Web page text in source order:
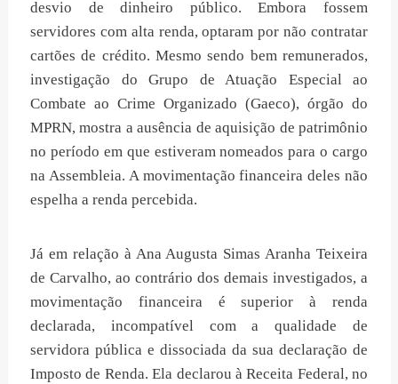
desvio de dinheiro público. Embora fossem
servidores com alta renda, optaram por não contratar
cartões de crédito. Mesmo sendo bem remunerados,
investigação do Grupo de Atuação Especial ao
Combate ao Crime Organizado (Gaeco), órgão do
MPRN, mostra a ausência de aquisição de patrimônio
no período em que estiveram nomeados para o cargo
na Assembleia. A movimentação financeira deles não
espelha a renda percebida.
Já em relação à Ana Augusta Simas Aranha Teixeira
de Carvalho, ao contrário dos demais investigados, a
movimentação financeira é superior à renda
declarada, incompatível com a qualidade de
servidora pública e dissociada da sua declaração de
Imposto de Renda. Ela declarou à Receita Federal, no